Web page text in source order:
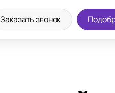
Заказать звонок